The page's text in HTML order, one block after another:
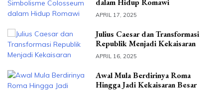
APRIL 17, 2025
Julius Caesar dan Transformasi
Republik Menjadi Kekaisaran
APRIL 16, 2025
Awal Mula Berdirinya Roma
Hingga Jadi Kekaisaran Besar